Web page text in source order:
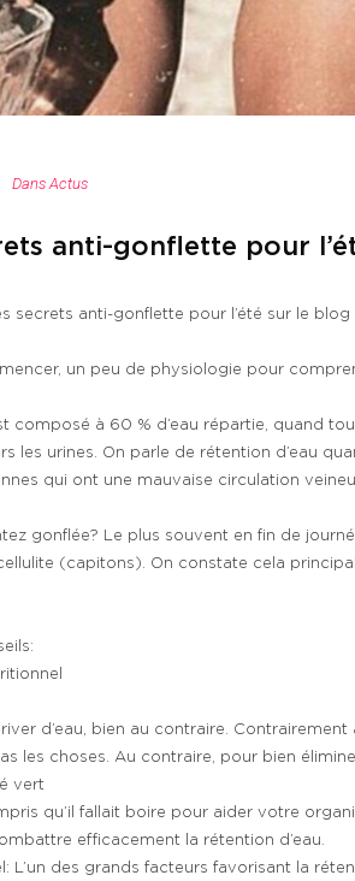
Dans Actus
anti-gonflette pour
secrets anti-gonflette pour l’été sur le
un peu de physiologie pour
composé à 60 % d’eau répartie, quand
les urines. On parle de rétention d’eau
qui ont une mauvaise circulation
gonflée? Le plus souvent en fin de
(capitons). On constate cela
d’eau, bien au contraire.
les choses. Au contraire, pour bien
vert
qu’il fallait boire pour aider votre
efficacement la rétention d’eau.
L’un des grands facteurs favorisant la